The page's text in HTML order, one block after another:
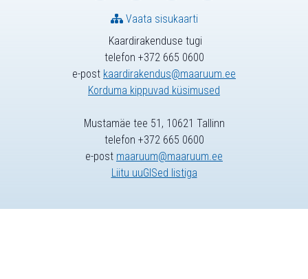
Kaardirakenduse tugi
telefon +372 665 0600
e-post kaardirakendus@maaruum.ee
Korduma kippuvad küsimused
Vaata sisukaarti
Mustamäe tee 51, 10621 Tallinn
telefon +372 665 0600
e-post maaruum@maaruum.ee
Liitu uuGISed listiga